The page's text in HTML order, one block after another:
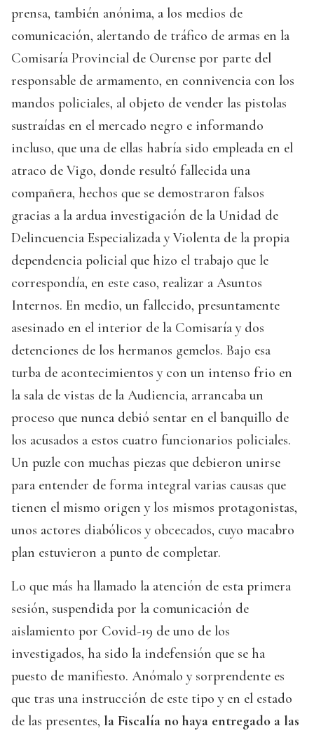
prensa, también anónima, a los medios de
comunicación, alertando de tráfico de armas en la
Comisaría Provincial de Ourense por parte del
responsable de armamento, en connivencia con los
mandos policiales, al objeto de vender las pistolas
sustraídas en el mercado negro e informando
incluso, que una de ellas habría sido empleada en el
atraco de Vigo, donde resultó fallecida una
compañera, hechos que se demostraron falsos
gracias a la ardua investigación de la Unidad de
Delincuencia Especializada y Violenta de la propia
dependencia policial que hizo el trabajo que le
correspondía, en este caso, realizar a Asuntos
Internos. En medio, un fallecido, presuntamente
asesinado en el interior de la Comisaría y dos
detenciones de los hermanos gemelos. Bajo esa
turba de acontecimientos y con un intenso frio en
la sala de vistas de la Audiencia, arrancaba un
proceso que nunca debió sentar en el banquillo de
los acusados a estos cuatro funcionarios policiales.
Un puzle con muchas piezas que debieron unirse
para entender de forma integral varias causas que
tienen el mismo origen y los mismos protagonistas,
unos actores diabólicos y obcecados, cuyo macabro
plan estuvieron a punto de completar.
Lo que más ha llamado la atención de esta primera
sesión, suspendida por la comunicación de
aislamiento por Covid-19 de uno de los
investigados, ha sido la indefensión que se ha
puesto de manifiesto. Anómalo y sorprendente es
que tras una instrucción de este tipo y en el estado
de las presentes, la Fiscalía no haya entregado a las